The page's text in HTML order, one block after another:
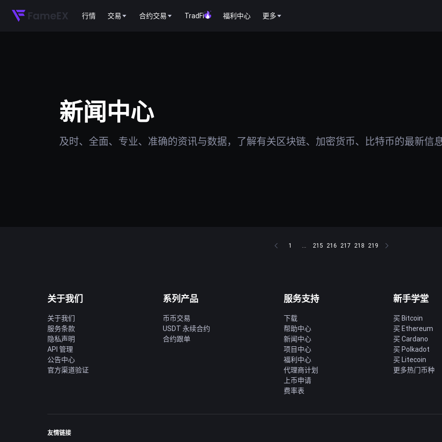
行情 交易 合约交易 TradFi 福利中心 更多
新闻中心
及时、全面、专业、准确的资讯与数据，了解有关区块链、加密货币、比特币的最新信
1 ... 215 216 217 218 219
关于我们
关于我们
服务条款
隐私声明
API 管理
公告中心
官方渠道验证
系列产品
币币交易
USDT 永续合约
合约跟单
服务支持
下载
帮助中心
新闻中心
项目中心
福利中心
代理商计划
上币申请
费率表
新手学堂
买 Bitcoin
买 Ethereum
买 Cardano
买 Polkadot
买 Litecoin
更多热门币种
友情链接